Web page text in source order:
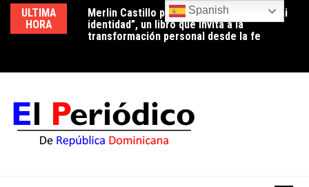
Skip
content
ULTIMA
HORA
llama a
a dejar el
Merlin Castillo presenta “Descubriendo mi
identidad”, un libro que invita a la
transformación personal desde la fe
Spanish